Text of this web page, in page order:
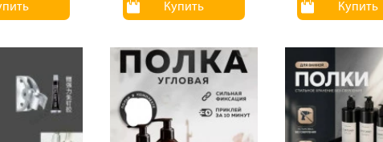
Купить Купить